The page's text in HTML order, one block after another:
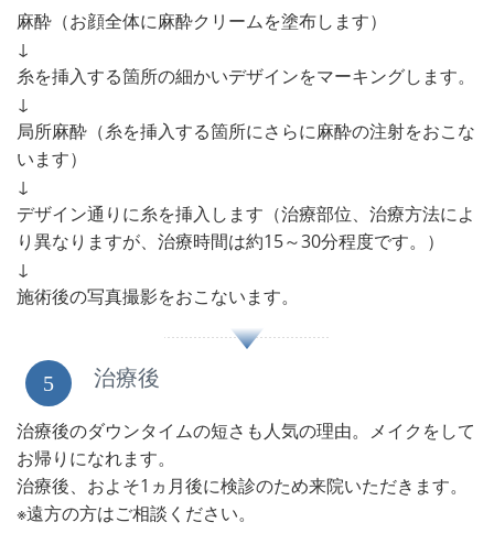
麻酔（お顔全体に麻酔クリームを塗布します）
↓
糸を挿入する箇所の細かいデザインをマーキングします。
↓
局所麻酔（糸を挿入する箇所にさらに麻酔の注射をおこな
います）
↓
デザイン通りに糸を挿入します（治療部位、治療方法によ
り異なりますが、治療時間は約15～30分程度です。）
↓
施術後の写真撮影をおこないます。
5 治療後
治療後のダウンタイムの短さも人気の理由。メイクをして
お帰りになれます。
治療後、およそ1ヵ月後に検診のため来院いただきます。
※遠方の方はご相談ください。